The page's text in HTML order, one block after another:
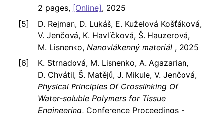
2 pages, [Online], 2025
D. Rejman, D. Lukáš, E. Kuželová Košťáková,
V. Jenčová, K. Havlíčková, Š. Hauzerová,
M. Lisnenko, Nanovlákenný materiál , 2025
K. Strnadová, M. Lisnenko, A. Agazarian,
D. Chvátil, Š. Matějů, J. Mikule, V. Jenčová,
Physical Principles Of Crosslinking Of
Water-soluble Polymers for Tissue
Engineering, Conference Proceedings -